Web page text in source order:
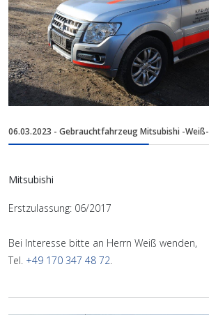
06.03.2023 - Gebrauchtfahrzeug Mitsubishi -Weiß-
Mitsubishi
Erstzulassung: 06/2017
Bei Interesse bitte an Herrn Weiß wenden,
Tel. +49 170 347 48 72.